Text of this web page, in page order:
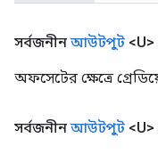
সর্বজনীন আউটপুট <U>
অফসেটের ক্ষেত্রে
সর্বজনীন আউটপুট <U>